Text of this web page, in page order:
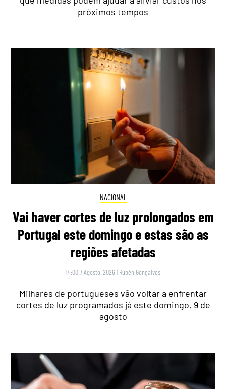
próximos tempos
NACIONAL
Vai haver cortes de luz prolongados em
Portugal este domingo e estas são as
regiões afetadas
14:00 7 Agosto, 2026 | Rubén Gonçalves
Milhares de portugueses vão voltar a enfrentar
cortes de luz programados já este domingo, 9 de
agosto